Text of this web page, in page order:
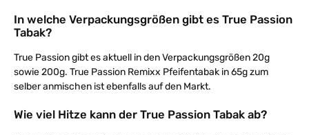
In welche Verpackungsgrößen gibt es True Passion
Tabak?
True Passion gibt es aktuell in den Verpackungsgrößen 20g
sowie 200g. True Passion Remixx Pfeifentabak in 65g zum
selber anmischen ist ebenfalls auf den Markt.
Wie viel Hitze kann der True Passion Tabak ab?